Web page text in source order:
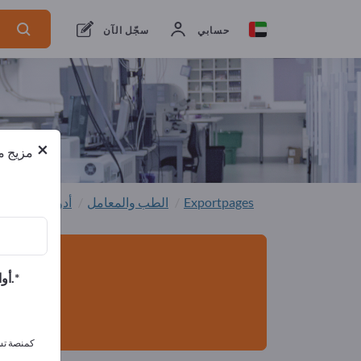
سجّل الآن حسابي من المصدرين من المصنعين4
Exportpages الطب والمعامل أدوات جراحة
× مزيج
أوافق على تلقي الرسائل الإخبارية الخاصة بك وأوافق على بيان خصوصية البيانات.